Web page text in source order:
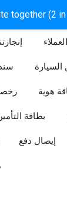
together (2
السيارة
هوية
بطاقة
إيصال دفع